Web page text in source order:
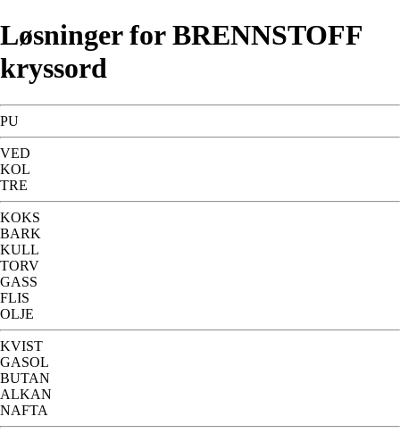
Løsninger for BRENNSTOFF
kryssord
PU
VED
KOL
TRE
KOKS
BARK
KULL
TORV
GASS
FLIS
OLJE
KVIST
GASOL
BUTAN
ALKAN
NAFTA